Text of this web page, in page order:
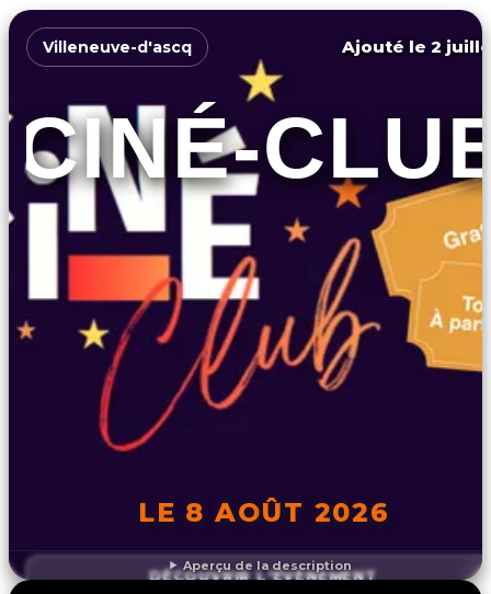
Aperçu de la description
Villeneuve-d'ascq Ajouté le 2
CINÉ-
LE 8 AOÛT 2026
DÉCOUVRIR L'ÉVÉNEMENT